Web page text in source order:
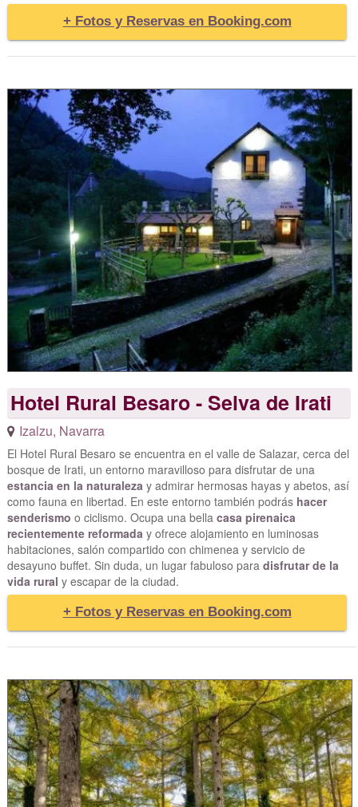
+ Fotos y Reservas en Booking.com
Hotel Rural Besaro - Selva de Irati
Izalzu, Navarra
El Hotel Rural Besaro se encuentra en el valle de Salazar, cerca del
bosque de Irati, un entorno maravilloso para disfrutar de una
estancia en la naturaleza y admirar hermosas hayas y abetos, así
como fauna en libertad. En este entorno también podrás hacer
senderismo o ciclismo. Ocupa una bella casa pirenaica
recientemente reformada y ofrece alojamiento en luminosas
habitaciones, salón compartido con chimenea y servicio de
desayuno buffet. Sin duda, un lugar fabuloso para disfrutar de la
vida rural y escapar de la ciudad.
+ Fotos y Reservas en Booking.com